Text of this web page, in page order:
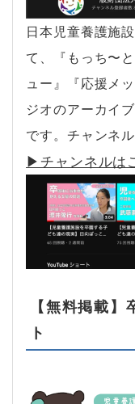
日本児童養護施
て、『もっち〜
ュー』『応援メ
ジオのアーカイ
です。チャンネ
▶︎チャンネルは
【無料掲載
ト